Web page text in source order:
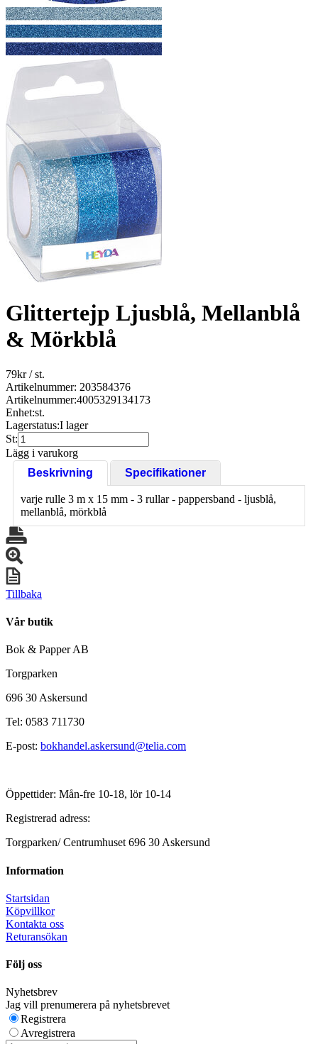
Glittertejp Ljusblå, Mellanblå
& Mörkblå
79kr/ st.
Artikelnummer: 203584376
Artikelnummer:4005329134173
Enhet:st.
Lagerstatus:I lager
St:
Lägg i varukorg
Beskrivning
Specifikationer
varje rulle 3 m x 15 mm - 3 rullar - pappersband - ljusblå,
mellanblå, mörkblå
Tillbaka
Vår butik
Bok & Papper AB
Torgparken
696 30 Askersund
Tel: 0583 711730
E-post: bokhandel.askersund@telia.com
Öppettider: Mån-fre 10-18, lör 10-14
Registrerad adress:
Torgparken/ Centrumhuset 696 30 Askersund
Information
Startsidan
Köpvillkor
Kontakta oss
Returansökan
Följ oss
Nyhetsbrev
Jag vill prenumerera på nyhetsbrevet
Registrera
Avregistrera